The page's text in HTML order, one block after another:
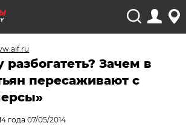
Зачем в
пересаживают с
года 07/05/2014